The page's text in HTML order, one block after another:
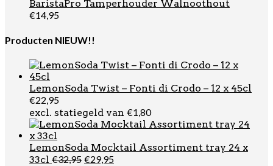
BaristaPro Tamperhouder Walnoothout
€14,95
Producten NIEUW!!
LemonSoda Twist – Fonti di Crodo – 12 x 45cl
€22,95
excl. statiegeld van €1,80
LemonSoda Mocktail Assortiment tray 24 x
33cl €32,95 Oorspronkelijke
€29,95Huidige